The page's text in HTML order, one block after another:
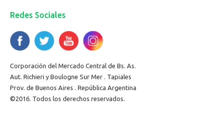
Redes Sociales
Corporación del Mercado Central de Bs. As.
Aut. Richieri y Boulogne Sur Mer . Tapiales
Prov. de Buenos Aires . República Argentina
©2016. Todos los derechos reservados.